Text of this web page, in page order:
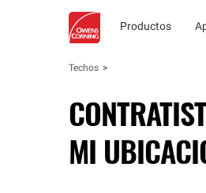
Productos
Techos
MI